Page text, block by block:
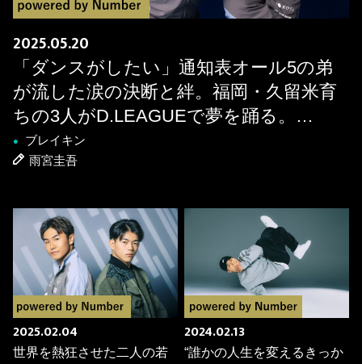
2025.05.20
「ダンスがしたい」通知表オール5の弟
が流した涙の決断と絆。福岡・久留米育
ちの3人がD.LEAGUEで夢を踊る。
SHUVAN×ISSEI×Taichi［KOSÉ 8ROCKS
スペシャル鼎談］
●
ブレイキン
雨宮圭吾
2025.02.04
世界を熱狂させた二人の若
2024.02.13
“誰かの人生を変えるきっか